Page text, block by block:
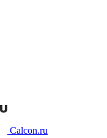
Calcon.ru